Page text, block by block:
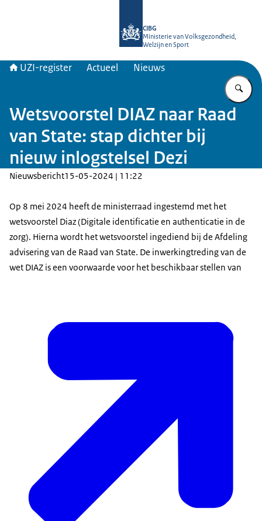
CIBG
Ministerie van Volksgezondheid,
Welzijn en Sport
UZI-register Actueel Nieuws
Wetsvoorstel DIAZ naar Raad
van State: stap dichter bij
nieuw inlogstelsel Dezi
Nieuwsbericht15-05-2024 | 11:22
Op 8 mei 2024 heeft de ministerraad ingestemd met het
wetsvoorstel Diaz (Digitale identificatie en authenticatie in de
zorg). Hierna wordt het wetsvoorstel ingediend bij de Afdeling
advisering van de Raad van State. De inwerkingtreding van de
wet DIAZ is een voorwaarde voor het beschikbaar stellen van